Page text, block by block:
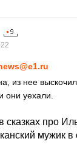
из нее
они уехали.
сказках про
мужик в